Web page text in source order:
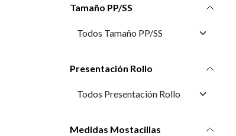
Tamaño PP/SS
Presentación Rollo
Medidas Mostacillas